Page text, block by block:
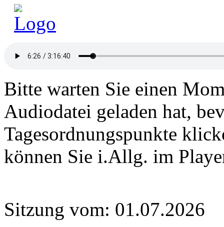
Bitte warten Sie einen
Audiodatei geladen hat,
Tagesordnungspunkte
können Sie i.Allg. im
Sitzung vom: 01.07.2026